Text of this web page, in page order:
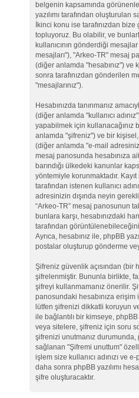
belgenin kapsamında
yazılımı tarafından oluşturulan
İkinci konu ise tarafınızdan
topluyoruz. Bu olabilir, ve
kullanıcının gönderdiği
mesajları"), "Arkeo-TR" mesaj
(diğer anlamda "hesabınız") ve
sonra tarafınızdan gönderilen
"mesajlarınız").
Hesabınızda tanınmanız
(diğer anlamda "kullanıcı
yapabilmek için kullanacağınız
anlamda "şifreniz") ve bir
(diğer anlamda "e-mail
mesaj panosunda hesabınıza
barındığı ülkedeki kanunlar
yöntemiyle korunmaktadır.
tarafından istenen kullanıcı
adresinizin dışında neyin
“Arkeo-TR” mesaj panosunun
bunlara karşı, hesabınızdaki
tarafından
Ayrıca, hesabınız ile, phpBB
postalar oluşturup gönderme
Şifreniz güvenlik açısından (bir
şifrelenmiştir. Bununla birlikte,
şifreyi kullanmamanız önerilir.
panosundaki hesabınıza erişim
lütfen şifrenizi dikkatli koruyun
ile bağlantılı bir kimseye,
veya sitelere, şifreniz için soru
şifrenizi unutmanız durumunda,
sağlanan "Şifremi unuttum"
işlem size kullanıcı adınızı ve
daha sonra phpBB yazılımı
şifre oluşturacaktır.